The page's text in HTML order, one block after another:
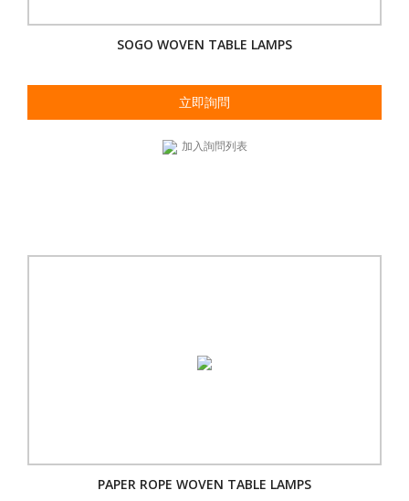
SOGO WOVEN TABLE LAMPS
立即詢問
加入詢問列表
PAPER ROPE WOVEN TABLE LAMPS